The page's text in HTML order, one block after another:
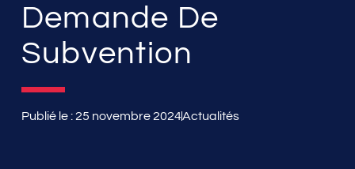
Demande De
Subvention
Publié le :25 novembre 2024Actualités